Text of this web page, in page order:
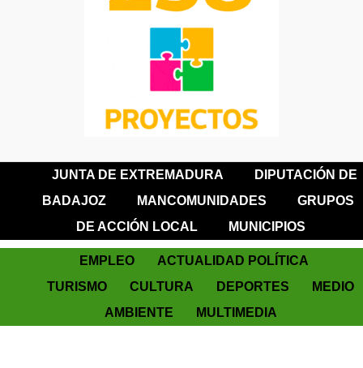
JUNTA DE EXTREMADURA
DIPUTACIÓN DE
BADAJOZ
MANCOMUNIDADES
GRUPOS
DE ACCIÓN LOCAL
MUNICIPIOS
EMPLEO
ACTUALIDAD POLÍTICA
TURISMO
CULTURA DEPORTES
MEDIO
AMBIENTE
MULTIMEDIA